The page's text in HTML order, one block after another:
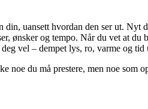
uansett hvordan den ser ut. Nyt
ønsker og tempo. Når du vet at
vel – dempet lys, ro, varme og tid
noe du må prestere, men noe som